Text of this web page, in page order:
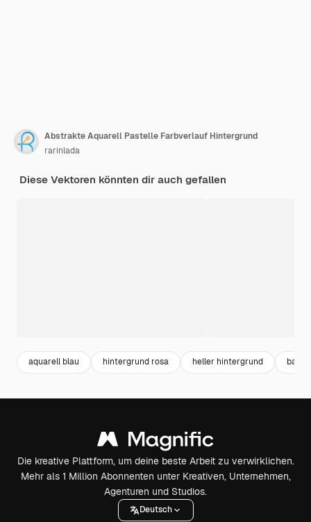
Abstrakte Aquarell Pastelle Farbverlauf Hintergrund
rarinlada
Diese Vektoren könnten dir auch gefallen
aquarell blau hintergrund rosa heller hintergrund
Die kreative Plattform, um deine beste Arbeit zu verwirklichen.
Mehr als 1 Million Abonnenten unter Kreativen, Unternehmen,
Agenturen und Studios.
Deutsch